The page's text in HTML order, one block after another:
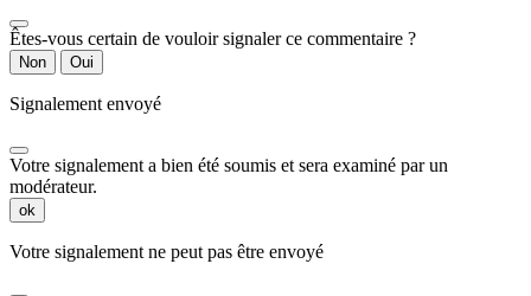
Êtes-vous certain de vouloir signaler ce commentaire ?
Non Oui
Signalement envoyé
Votre signalement a bien été soumis et sera examiné par un
modérateur.
ok
Votre signalement ne peut pas être envoyé